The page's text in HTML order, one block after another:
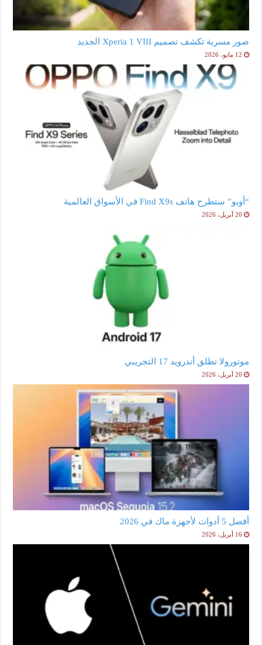
صور مسربة تكشف تصميم Xperia 1 VIII الجديد
12 مايو، 2026
“أوبو” ستطرح هاتف Find X9s في الأسواق العالمية
20 أبريل، 2026
موتورولا تطلق أندرويد 17 التجريبي
20 أبريل، 2026
أفضل 5 أدوات لأجهزة ماك في 2026
16 أبريل، 2026